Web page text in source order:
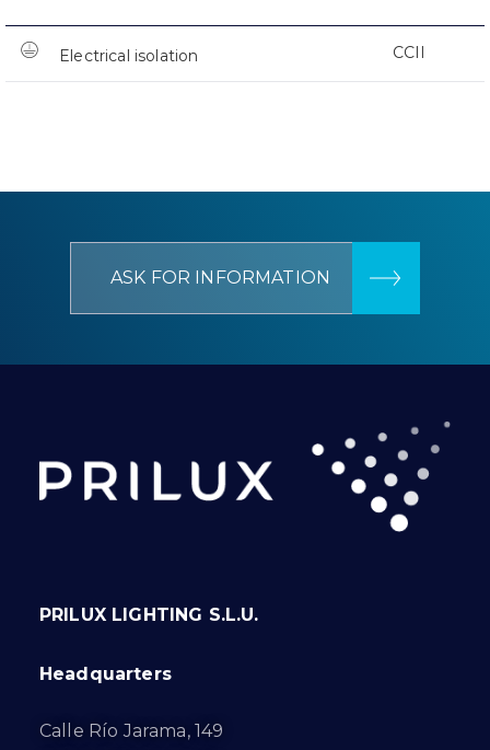
Electrical isolation CCII
ASK FOR INFORMATION
PRILUX LIGHTING S.L.U.
Headquarters
Calle Río Jarama, 149